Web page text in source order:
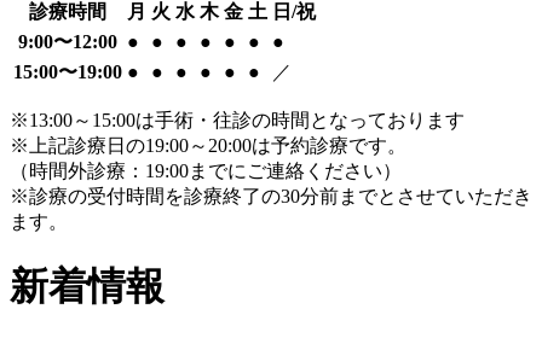
診療時間 月 火 水 木 金 土 日/祝
9:00〜12:00 ● ● ● ● ● ●
●
15:00〜19:00 ● ● ● ● ● ● ／
※13:00～15:00は手術・往診の時間となっております
※上記診療日の19:00～20:00は予約診療です。
（時間外診療：19:00までにご連絡ください）
※診療の受付時間を診療終了の30分前までとさせていただき
ます。
新着情報